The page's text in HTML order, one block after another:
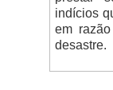
indícios
em
desastre.